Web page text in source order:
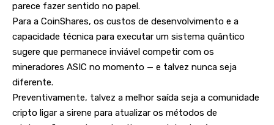
parece fazer sentido no papel.
Para a CoinShares, os custos de desenvolvimento e a
capacidade técnica para executar um sistema quântico
sugere que permanece inviável competir com os
mineradores ASIC no momento — e talvez nunca seja
diferente.
Preventivamente, talvez a melhor saída seja a comunidade
cripto ligar a sirene para atualizar os métodos de